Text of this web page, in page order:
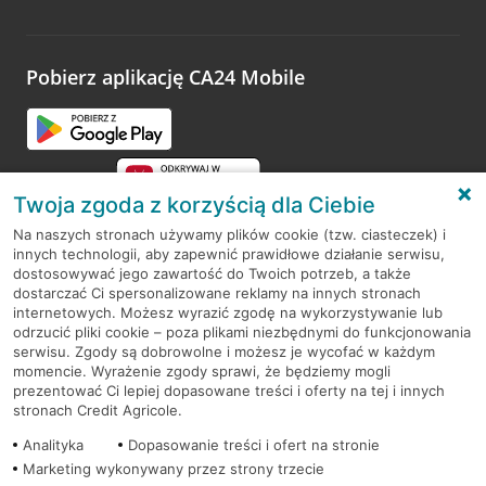
opinie.
Pobierz aplikację CA24 Mobile
RODO
Regulamin serwisu
Mapa serwisu
PolitykaCookies
Twoja zgoda z korzyścią dla Ciebie
Na naszych stronach używamy plików cookie (tzw. ciasteczek) i
innych technologii, aby zapewnić prawidłowe działanie serwisu,
dostosowywać jego zawartość do Twoich potrzeb, a także
dostarczać Ci spersonalizowane reklamy na innych stronach
internetowych. Możesz wyrazić zgodę na wykorzystywanie lub
odrzucić pliki cookie – poza plikami niezbędnymi do funkcjonowania
serwisu. Zgody są dobrowolne i możesz je wycofać w każdym
momencie. Wyrażenie zgody sprawi, że będziemy mogli
prezentować Ci lepiej dopasowane treści i oferty na tej i innych
stronach Credit Agricole.
Analityka
Dopasowanie treści i ofert na stronie
Marketing wykonywany przez strony trzecie